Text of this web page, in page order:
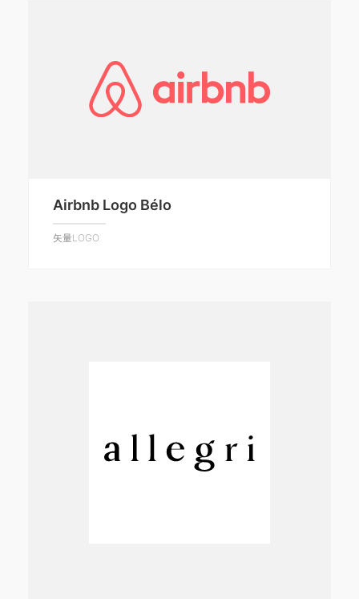
Airbnb Logo Bélo
矢量LOGO